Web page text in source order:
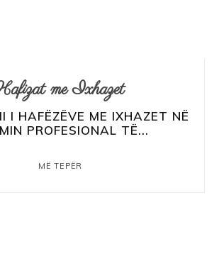
me Ixhazet
I HAFËZËVE ME IXHAZET NË
PROFESIONAL TË...
MË TEPËR